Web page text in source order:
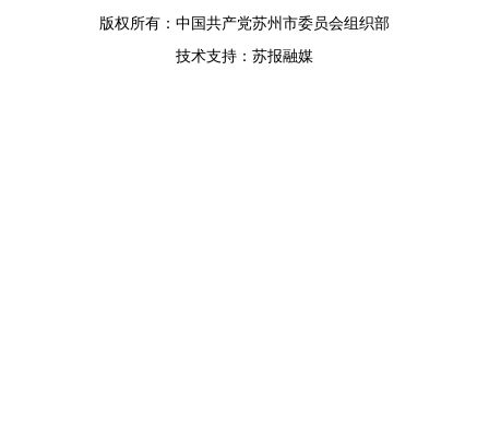
版权所有：中国共产党苏州市委员会组织部
技术支持：苏报融媒